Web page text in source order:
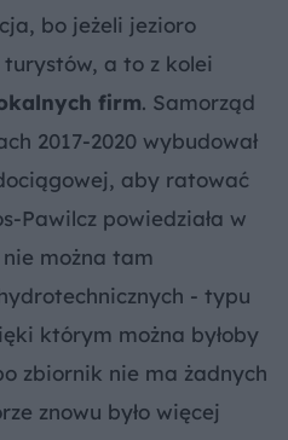
bo jeżeli jezioro
a to z kolei
firm. Samorząd
2017-2020 wybudował
aby ratować
Pawilcz powiedziała w
można tam
- typu
którym można byłoby
zbiornik nie ma żadnych
znowu było więcej